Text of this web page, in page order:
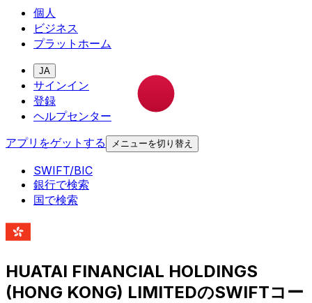
個人
ビジネス
プラットホーム
JA
サインイン
登録
ヘルプセンター
アプリをゲットする
メニューを切り替え
SWIFT/BIC
銀行で検索
国で検索
HUATAI FINANCIAL HOLDINGS
(HONG KONG) LIMITEDのSWIFTコー